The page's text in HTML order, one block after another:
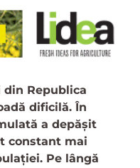
din Republica
dificilă. În
a depășit
constant mai
Pe lângă